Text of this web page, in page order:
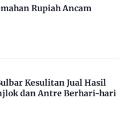
Rupiah Ancam
Kesulitan Jual Hasil
dan Antre Berhari-hari